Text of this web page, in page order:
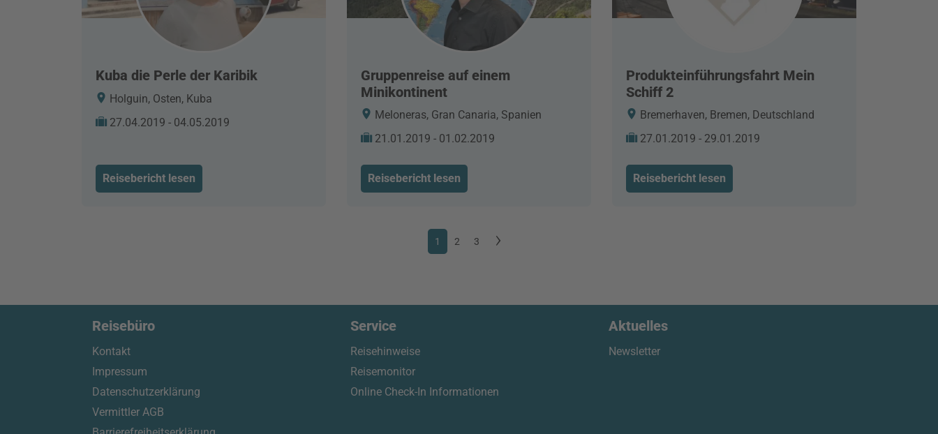
Kuba die Perle der Karibik
Holguin, Osten, Kuba
27.04.2019 - 04.05.2019
Reisebericht lesen
Gruppenreise auf einem
Minikontinent
Meloneras, Gran Canaria, Spanien
21.01.2019 - 01.02.2019
Reisebericht lesen
Produkteinführungsfahrt Mein
Schiff 2
Bremerhaven, Bremen, Deutschland
27.01.2019 - 29.01.2019
Reisebericht lesen
1 2 3
Reisebüro
Kontakt
Impressum
Datenschutzerklärung
Vermittler AGB
Service
Reisehinweise
Reisemonitor
Online Check-In Informationen
Aktuelles
Newsletter